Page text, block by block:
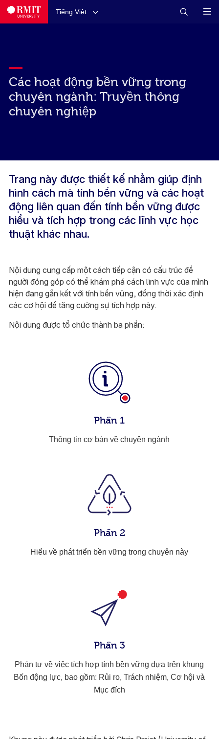
Tiếng Việt
Các hoạt động bền vững trong
chuyên ngành: Truyền thông
chuyên nghiệp
Trang này được thiết kế nhằm giúp định
hình cách mà tính bền vững và các hoạt
động liên quan đến tính bền vững được
hiểu và tích hợp trong các lĩnh vực học
thuật khác nhau.
Nội dung cung cấp một cách tiếp cận có cấu trúc để
người đóng góp có thể khám phá cách lĩnh vực của mình
hiện đang gắn kết với tính bền vững, đồng thời xác định
các cơ hội để tăng cường sự tích hợp này.
Nội dung được tổ chức thành ba phần:
Phần 1
Thông tin cơ bản về chuyên ngành
Phần 2
Hiểu về phát triển bền vững trong chuyên này
Phần 3
Phản tư về việc tích hợp tính bền vững dựa trên khung
Bốn động lực, bao gồm: Rủi ro, Trách nhiệm, Cơ hội và
Mục đích